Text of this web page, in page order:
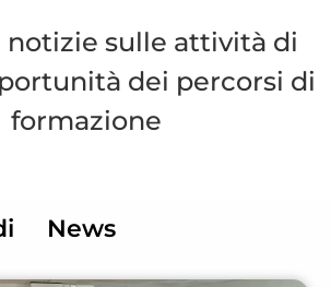
notizie sulle attività di
dei percorsi di
formazione
News